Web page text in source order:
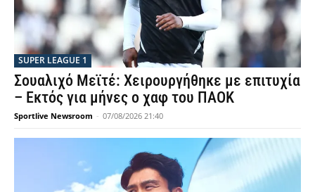
SUPER LEAGUE 1
Σουαλιχό Μεϊτέ: Χειρουργήθηκε με επιτυχία
– Εκτός για μήνες ο χαφ του ΠΑΟΚ
Sportlive Newsroom - 07/08/2026 21:40